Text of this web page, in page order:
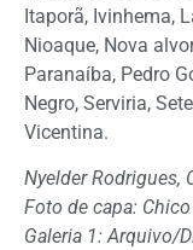
Itaporã, Ivinhema,
Nioaque, Nova
Paranaíba, Pedro
Negro, Serviria,
Vicentina.
Nyelder Rodrigues,
Foto de capa:
Galeria 1: Arquivo/